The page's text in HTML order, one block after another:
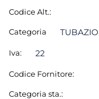
Codice Alt.:
Categoria
Iva: 22
Codice Fornitore:
Categoria sta.: